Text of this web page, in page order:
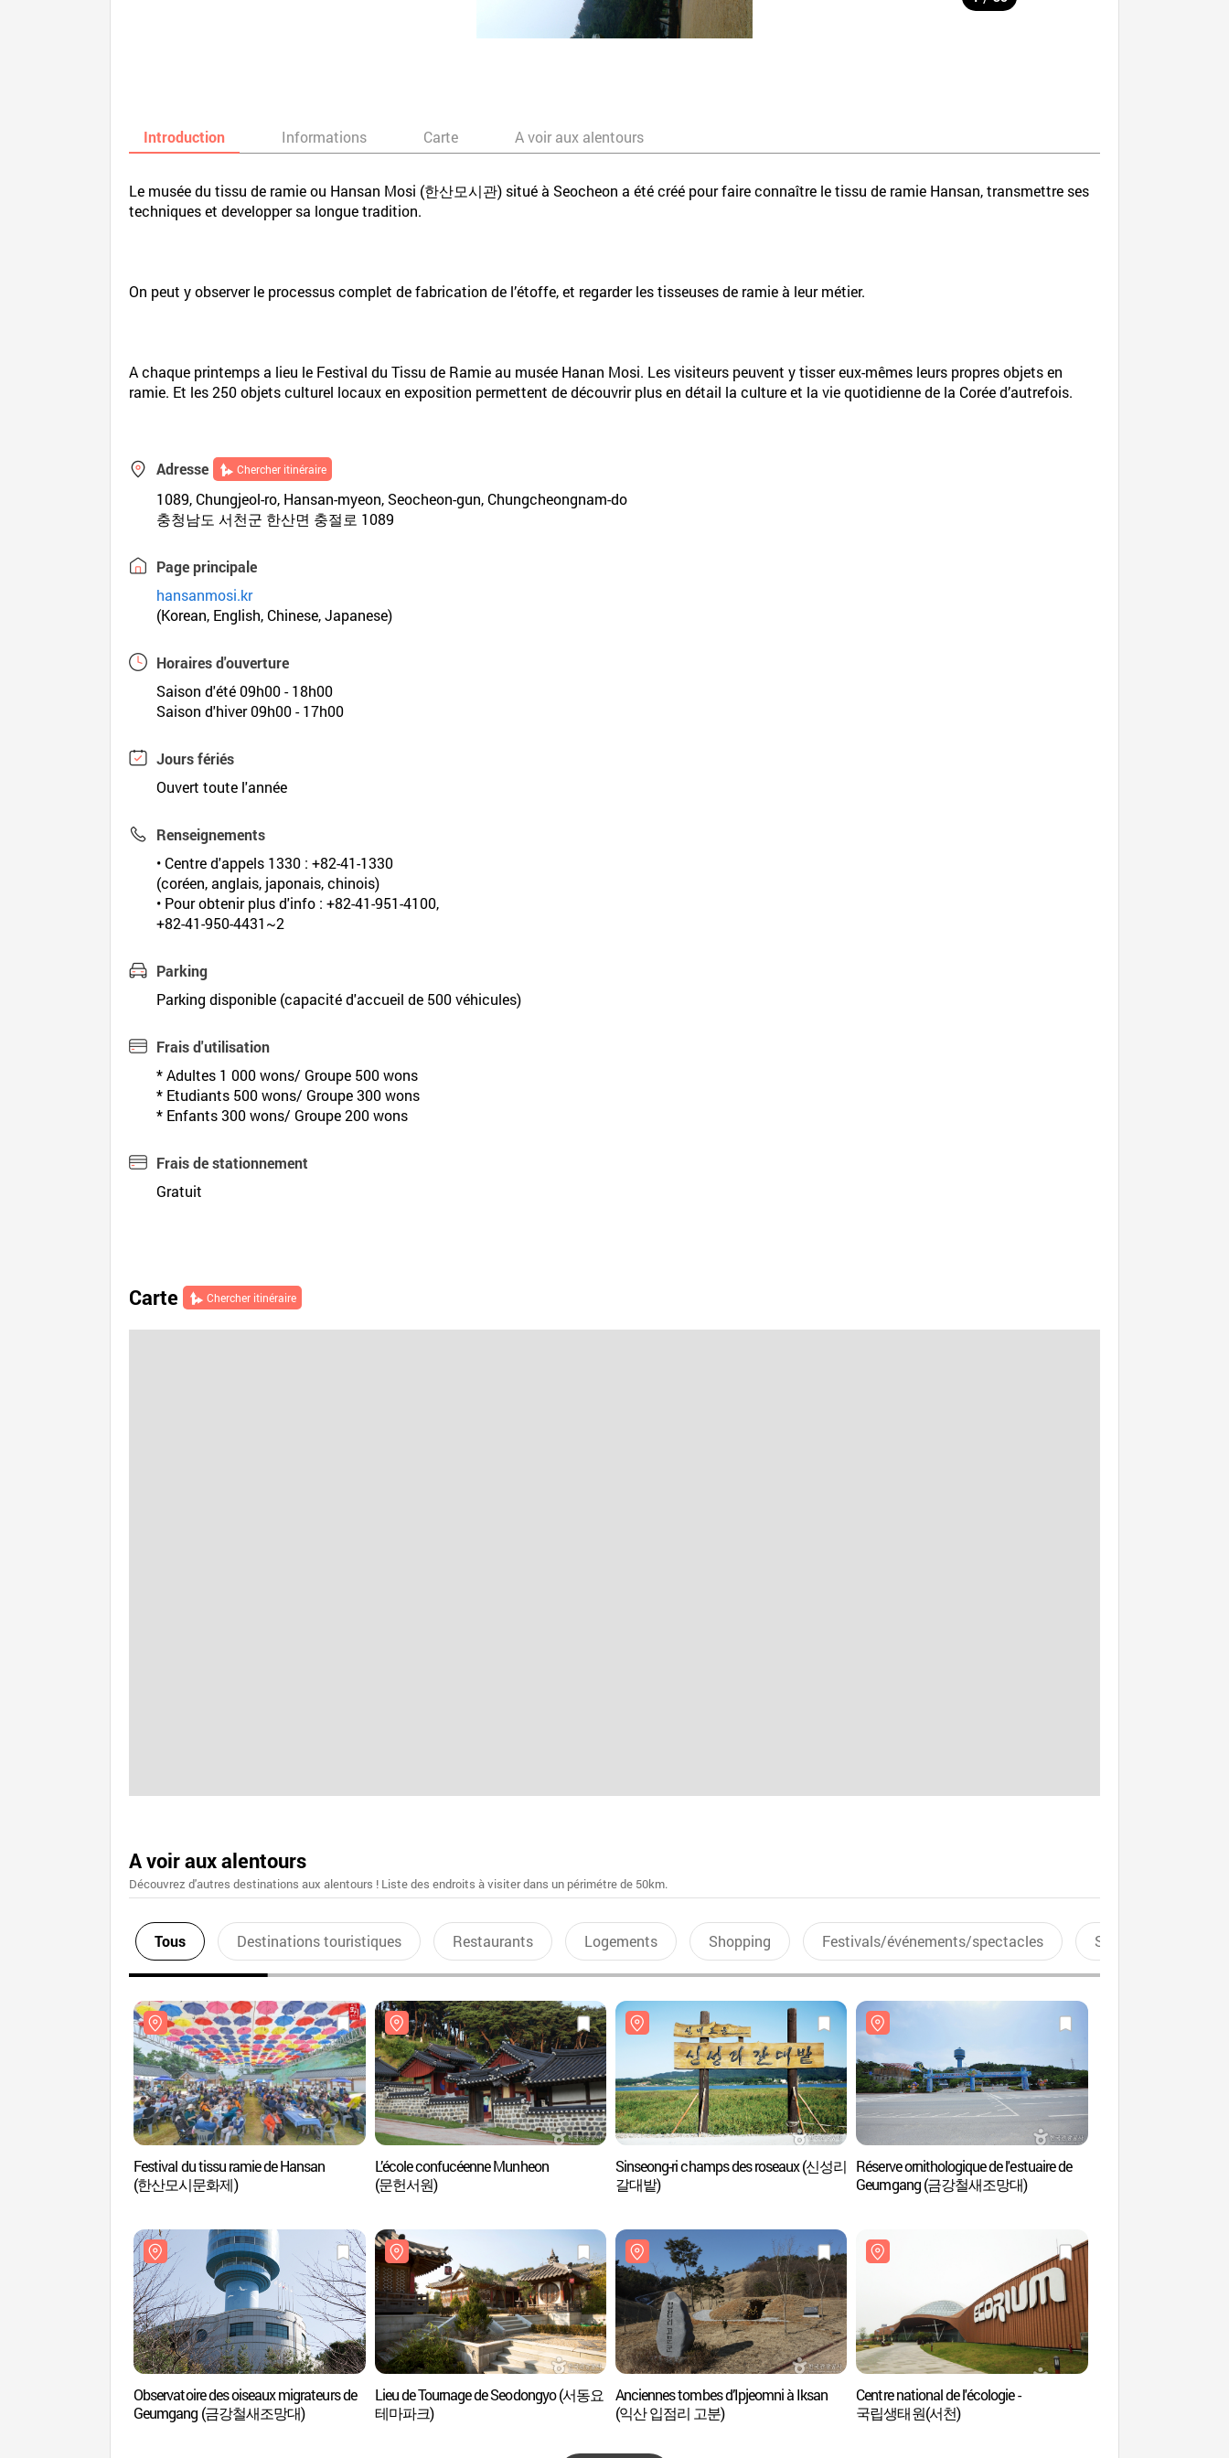
Introduction Informations Carte A voir aux alentours
Le musée du tissu de ramie ou Hansan Mosi (한산모시관) situé à Seocheon a été créé pour faire connaître le tissu de ramie Hansan, transmettre ses
techniques et developper sa longue tradition.
On peut y observer le processus complet de fabrication de l’étoffe, et regarder les tisseuses de ramie à leur métier.
A chaque printemps a lieu le Festival du Tissu de Ramie au musée Hanan Mosi. Les visiteurs peuvent y tisser eux-mêmes leurs propres objets en
ramie. Et les 250 objets culturel locaux en exposition permettent de découvrir plus en détail la culture et la vie quotidienne de la Corée d’autrefois.
Adresse Chercher itinéraire
1089, Chungjeol-ro, Hansan-myeon, Seocheon-gun, Chungcheongnam-do
충청남도 서천군 한산면 충절로 1089
Page principale
hansanmosi.kr
(Korean, English, Chinese, Japanese)
Horaires d'ouverture
Saison d'été 09h00 - 18h00
Saison d'hiver 09h00 - 17h00
Jours fériés
Ouvert toute l'année
Renseignements
• Centre d'appels 1330 : +82-41-1330
(coréen, anglais, japonais, chinois)
• Pour obtenir plus d'info : +82-41-951-4100,
+82-41-950-4431~2
Parking
Parking disponible (capacité d'accueil de 500 véhicules)
Frais d'utilisation
* Adultes 1 000 wons/ Groupe 500 wons
* Etudiants 500 wons/ Groupe 300 wons
* Enfants 300 wons/ Groupe 200 wons
Frais de stationnement
Gratuit
Carte Chercher itinéraire
A voir aux alentours
Découvrez d'autres destinations aux alentours ! Liste des endroits à visiter dans un périmétre de 50km.
Tous Destinations touristiques Restaurants Logements Shopping Festivals/événements/spectacles Sports aquatiques
Festival du tissu ramie de Hansan
(한산모시문화제)
L’école confucéenne Munheon
(문헌서원)
Sinseong-ri champs des roseaux (신성리
갈대밭)
Réserve ornithologique de l'estuaire de
Geumgang (금강철새조망대)
Observatoire des oiseaux migrateurs de
Geumgang (금강철새조망대)
Lieu de Tournage de Seodongyo (서동요
테마파크)
Anciennes tombes d’Ipjeomni à Iksan
(익산 입점리 고분)
Centre national de l'écologie -
국립생태원(서천)